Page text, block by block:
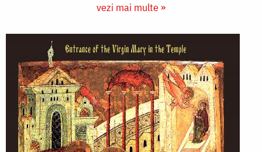
vezi mai multe »